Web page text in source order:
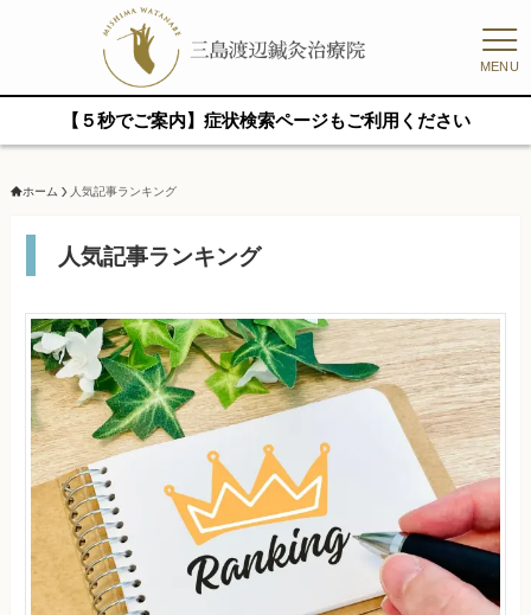
MENU
【５秒でご案内】症状検索ページもご利用ください
ホーム 人気記事ランキング
人気記事ランキング